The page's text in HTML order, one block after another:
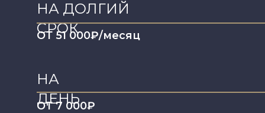
ОТ 7 000₽
НА
ДЕНЬ
ОТ 51 000₽/месяц
НА ДОЛГИЙ
СРОК